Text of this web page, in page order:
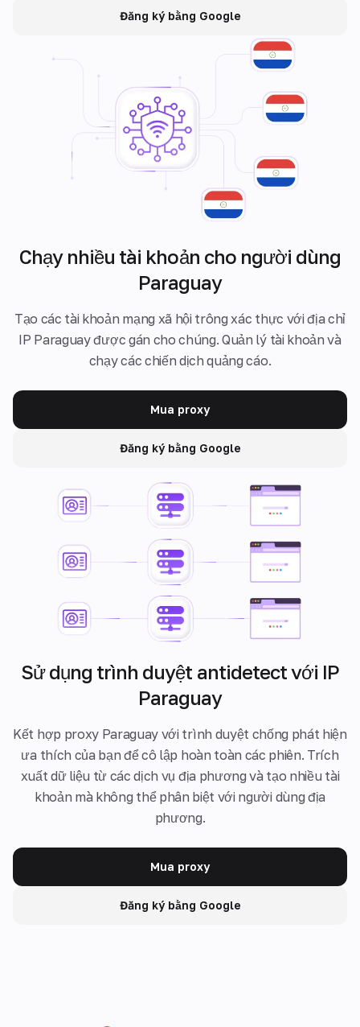
Đăng ký bằng Google
Chạy nhiều tài khoản cho người dùng
Paraguay
Tạo các tài khoản mạng xã hội trông xác thực với địa chỉ
IP Paraguay được gán cho chúng. Quản lý tài khoản và
chạy các chiến dịch quảng cáo.
Mua proxy
Đăng ký bằng Google
Sử dụng trình duyệt antidetect với IP
Paraguay
Kết hợp proxy Paraguay với trình duyệt chống phát hiện
ưa thích của bạn để cô lập hoàn toàn các phiên. Trích
xuất dữ liệu từ các dịch vụ địa phương và tạo nhiều tài
khoản mà không thể phân biệt với người dùng địa
phương.
Mua proxy
Đăng ký bằng Google